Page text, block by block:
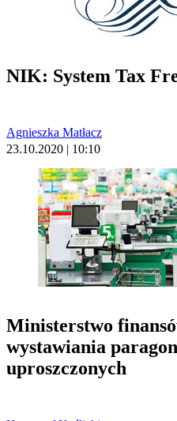
NIK: System Tax
Agnieszka Matłacz
23.10.2020 | 10:10
Ministerstwo
wystawiania
uproszczonych